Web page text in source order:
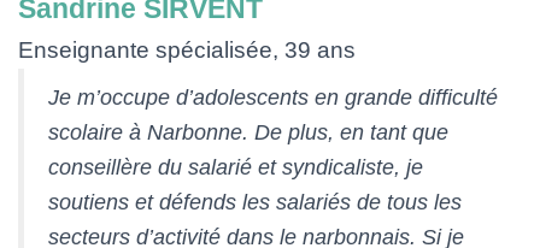
Sandrine SIRVENT
Enseignante spécialisée, 39 ans
Je m’occupe d’adolescents en grande difficulté
scolaire à Narbonne. De plus, en tant que
conseillère du salarié et syndicaliste, je
soutiens et défends les salariés de tous les
secteurs d’activité dans le narbonnais. Si je